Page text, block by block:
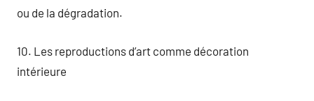
ou de la dégradation.
10. Les reproductions d’art comme décoration
intérieure